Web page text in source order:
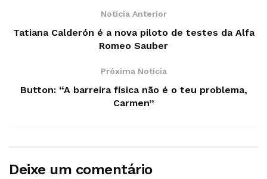
Notícia Anterior
Tatiana Calderón é a nova piloto de testes da Alfa
Romeo Sauber
Próxima Notícia
Button: “A barreira física não é o teu problema,
Carmen”
Deixe um comentário